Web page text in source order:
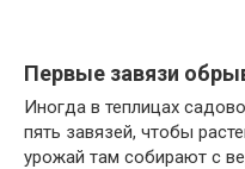
Первые завязи
Иногда в теплицах
пять завязей, чтобы
урожай там собирают с